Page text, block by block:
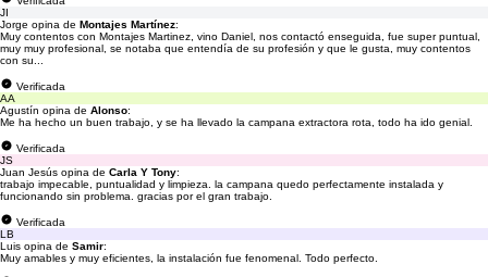
JI
Jorge opina de Montajes Martínez:
Muy contentos con Montajes Martinez, vino Daniel, nos contactó enseguida, fue super puntual,
muy muy profesional, se notaba que entendía de su profesión y que le gusta, muy contentos
con su...
Verificada
AA
Agustín opina de Alonso:
Me ha hecho un buen trabajo, y se ha llevado la campana extractora rota, todo ha ido genial.
Verificada
JS
Juan Jesús opina de Carla Y Tony:
trabajo impecable, puntualidad y limpieza. la campana quedo perfectamente instalada y
funcionando sin problema. gracias por el gran trabajo.
Verificada
LB
Luis opina de Samir:
Muy amables y muy eficientes, la instalación fue fenomenal. Todo perfecto.